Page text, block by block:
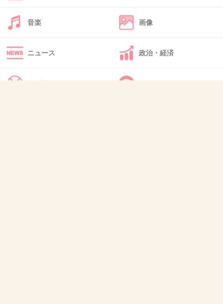
話さない
48. 匿名 2026/07/08(水) 12:13:48
音楽 画像
ニュース 政治・経済